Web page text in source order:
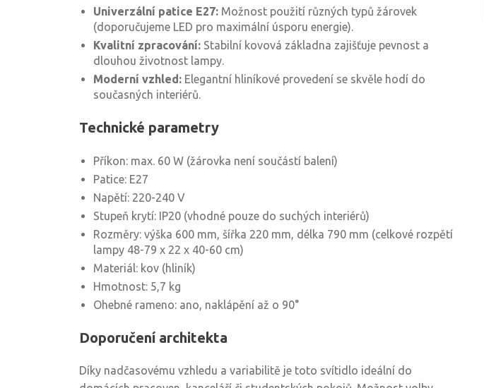
Univerzální patice E27: Možnost použití různých typů žárovek
(doporučujeme LED pro maximální úsporu energie).
Kvalitní zpracování: Stabilní kovová základna zajišťuje pevnost a
dlouhou životnost lampy.
Moderní vzhled: Elegantní hliníkové provedení se skvěle hodí do
současných interiérů.
Technické parametry
Příkon: max. 60 W (žárovka není součástí balení)
Patice: E27
Napětí: 220-240 V
Stupeň krytí: IP20 (vhodné pouze do suchých interiérů)
Rozměry: výška 600 mm, šířka 220 mm, délka 790 mm (celkové rozpětí
lampy 48-79 x 22 x 40-60 cm)
Materiál: kov (hliník)
Hmotnost: 5,7 kg
Ohebné rameno: ano, naklápění až o 90°
Doporučení architekta
Díky nadčasovému vzhledu a variabilitě je toto svítidlo ideální do